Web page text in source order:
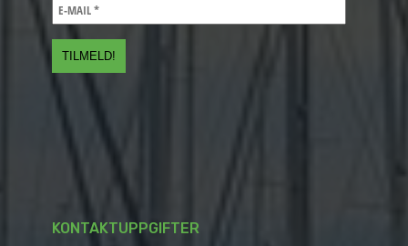
KONTAKTUPPGIFTER